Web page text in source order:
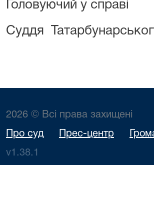
Головуючий у справі
Суддя
2026 © Всі права захищені
Про суд Прес-центр
v1.38.1